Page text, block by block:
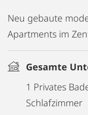
Neu gebaute
Apartments im
Gesamte
1 Privates
Schlafzimmer